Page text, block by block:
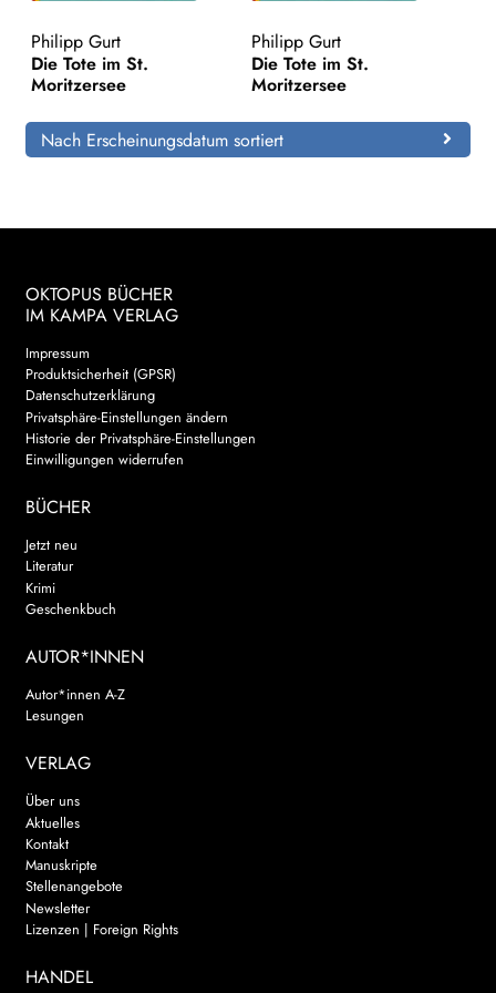
Philipp Gurt
Die Tote im St.
Moritzersee
Philipp Gurt
Die Tote im St.
Moritzersee
Nach Erscheinungsdatum sortiert
OKTOPUS BÜCHER
IM KAMPA VERLAG
Impressum
Produktsicherheit (GPSR)
Datenschutzerklärung
Privatsphäre-Einstellungen ändern
Historie der Privatsphäre-Einstellungen
Einwilligungen widerrufen
BÜCHER
Jetzt neu
Literatur
Krimi
Geschenkbuch
AUTOR*INNEN
Autor*innen A-Z
Lesungen
VERLAG
Über uns
Aktuelles
Kontakt
Manuskripte
Stellenangebote
Newsletter
Lizenzen | Foreign Rights
HANDEL